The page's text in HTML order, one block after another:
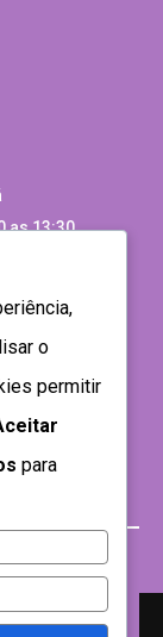
as 13:30
o
permitir
para